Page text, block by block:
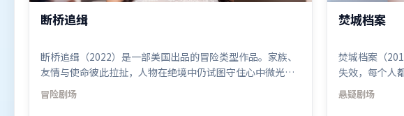
断桥追缉
断桥追缉（2022）是一部美国出品的冒险类型作品。家族、
友情与使命彼此拉扯，人物在绝境中仍试图守住心中微光。
人物关系网复杂却不凌乱，每场对手戏都推动信息增量。由
丹尼斯·维伦纽瓦执导，周冬雨、基里安·墨菲、杨幂，提
冒险剧场
焚城档案
焚城档案（
失效，每个人
事线索多线并
执导，刘德华
悬疑剧场